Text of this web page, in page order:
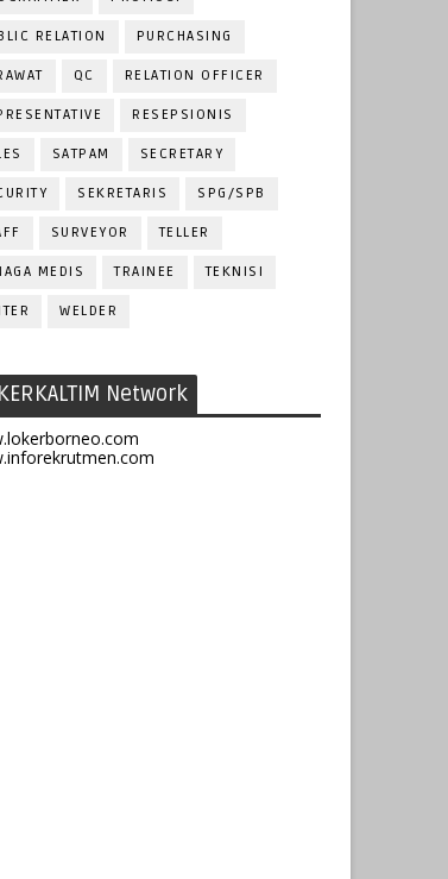
RELATION PURCHASING
QC RELATION OFFICER
RESEPSIONIS
SATPAM SECRETARY
SEKRETARIS SPG/SPB
SURVEYOR TELLER
MEDIS TRAINEE TEKNISI
WELDER
Network